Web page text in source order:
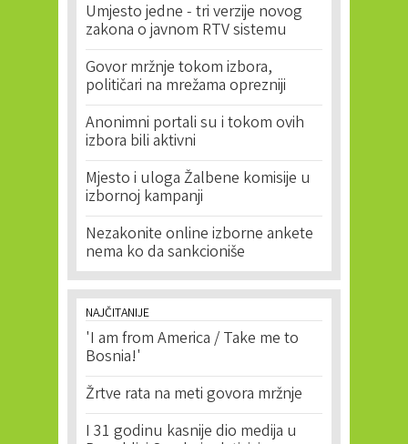
Umjesto jedne - tri verzije novog
zakona o javnom RTV sistemu
Govor mržnje tokom izbora,
političari na mrežama oprezniji
Anonimni portali su i tokom ovih
izbora bili aktivni
Mjesto i uloga Žalbene komisije u
izbornoj kampanji
Nezakonite online izborne ankete
nema ko da sankcioniše
NAJČITANIJE
'I am from America / Take me to
Bosnia!'
Žrtve rata na meti govora mržnje
I 31 godinu kasnije dio medija u